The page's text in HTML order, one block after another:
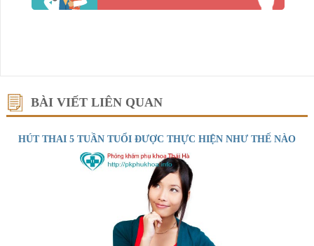
BÀI VIẾT LIÊN QUAN
HÚT THAI 5 TUẦN TUỔI ĐƯỢC THỰC HIỆN NHƯ THẾ NÀO